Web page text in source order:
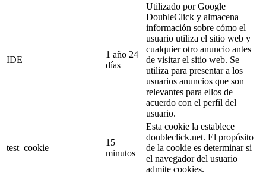
IDE
1 año 24
días
Utilizado por Google
DoubleClick y almacena
información sobre cómo el
usuario utiliza el sitio web y
cualquier otro anuncio antes
de visitar el sitio web. Se
utiliza para presentar a los
usuarios anuncios que son
relevantes para ellos de
acuerdo con el perfil del
usuario.
test_cookie
15
minutos
Esta cookie la establece
doubleclick.net. El propósito
de la cookie es determinar si
el navegador del usuario
admite cookies.